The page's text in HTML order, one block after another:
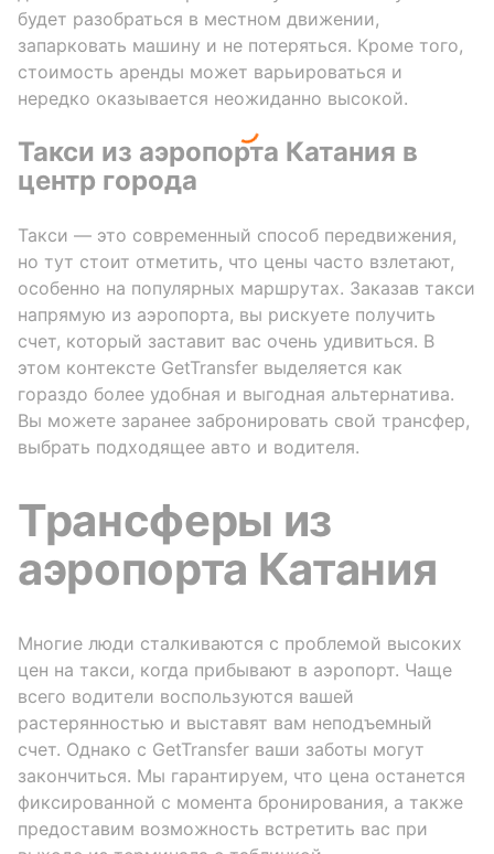
будет разобраться в местном движении,
запарковать машину и не потеряться. Кроме того,
стоимость аренды может варьироваться и
нередко оказывается неожиданно высокой.
Такси из аэропорта Катания в
центр города
Такси — это современный способ передвижения,
но тут стоит отметить, что цены часто взлетают,
особенно на популярных маршрутах. Заказав такси
напрямую из аэропорта, вы рискуете получить
счет, который заставит вас очень удивиться. В
этом контексте GetTransfer выделяется как
гораздо более удобная и выгодная альтернатива.
Вы можете заранее забронировать свой трансфер,
выбрать подходящее авто и водителя.
Трансферы из
аэропорта Катания
Многие люди сталкиваются с проблемой высоких
цен на такси, когда прибывают в аэропорт. Чаще
всего водители воспользуются вашей
растерянностью и выставят вам неподъемный
счет. Однако с GetTransfer ваши заботы могут
закончиться. Мы гарантируем, что цена останется
фиксированной с момента бронирования, а также
предоставим возможность встретить вас при